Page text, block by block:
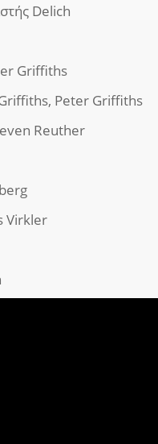
Delich
Griffiths
Peter Griffiths
Reuther
Virkler